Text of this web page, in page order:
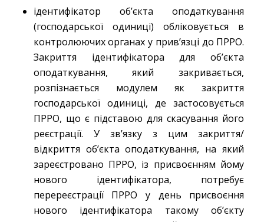
ідентифікатор об’єкта оподаткування
(господарської одиниці) обліковується в
контролюючих органах у прив’язці до ПРРО.
Закриття ідентифікатора для об’єкта
оподаткування, який закривається,
розпізнається модулем як закриття
господарської одиниці, де застосовується
ПРРО, що є підставою для скасування його
реєстрації. У зв’язку з цим закриття/
відкриття об’єкта оподаткування, на який
зареєстровано ПРРО, із присвоєнням йому
нового ідентифікатора, потребує
перереєстрації ПРРО у день присвоєння
нового ідентифікатора такому об’єкту